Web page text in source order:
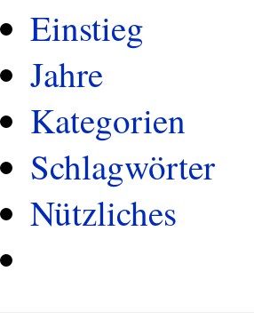
Einstieg
Jahre
Kategorien
Schlagwörter
Nützliches